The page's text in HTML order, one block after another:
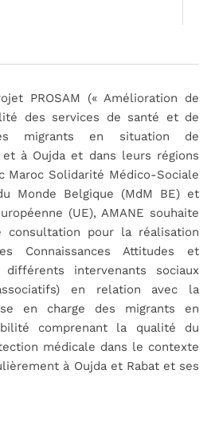
PROSAM (« Amélioration de
des services de santé et de
migrants en situation de
à Oujda et dans leurs régions
Maroc Solidarité Médico-Sociale
Monde Belgique (MdM BE) et
(UE), AMANE souhaite
pour la réalisation
Connaissances Attitudes et
différents intervenants sociaux
en relation avec la
en charge des migrants en
comprenant la qualité du
médicale dans le contexte
à Oujda et Rabat et ses